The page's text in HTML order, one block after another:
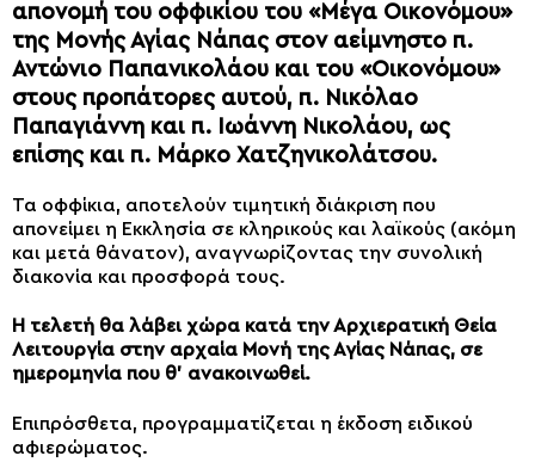
απονομή του οφφικίου του «Μέγα Οικονόμου»
της Μονής Αγίας Νάπας στον αείμνηστο π.
Αντώνιο Παπανικολάου και του «Οικονόμου»
στους προπάτορες αυτού, π. Νικόλαο
Παπαγιάννη και π. Ιωάννη Νικολάου, ως
επίσης και π. Μάρκο Χατζηνικολάτσου.
Τα οφφίκια, αποτελούν τιμητική διάκριση που
απονείμει η Εκκλησία σε κληρικούς και λαϊκούς (ακόμη
και μετά θάνατον), αναγνωρίζοντας την συνολική
διακονία και προσφορά τους.
Η τελετή θα λάβει χώρα κατά την Αρχιερατική Θεία
Λειτουργία στην αρχαία Μονή της Αγίας Νάπας, σε
ημερομηνία που θ’ ανακοινωθεί.
Επιπρόσθετα, προγραμματίζεται η έκδοση ειδικού
αφιερώματος.